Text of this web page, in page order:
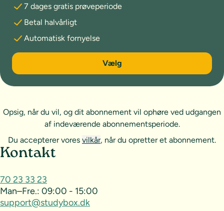
7 dages gratis prøveperiode
Betal halvårligt
Automatisk fornyelse
6 måneder
Vælg
Opsig, når du vil, og dit abonnement vil ophøre ved udgangen
af indeværende abonnementsperiode.
Du accepterer vores vilkår, når du opretter et abonnement.
Sideoversigt og kontakt
Kontakt
70 23 33 23
Man–Fre.: 09:00 - 15:00
support@studybox.dk